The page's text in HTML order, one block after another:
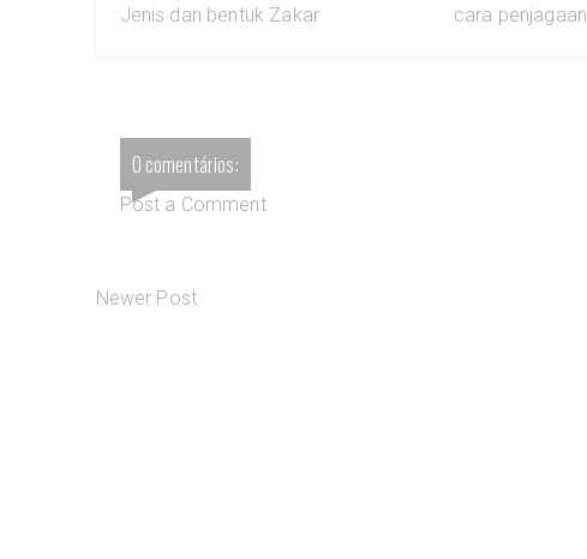
Jenis dan bentuk Zakar cara penjagaan
0 comentários:
Post a Comment
Newer Post